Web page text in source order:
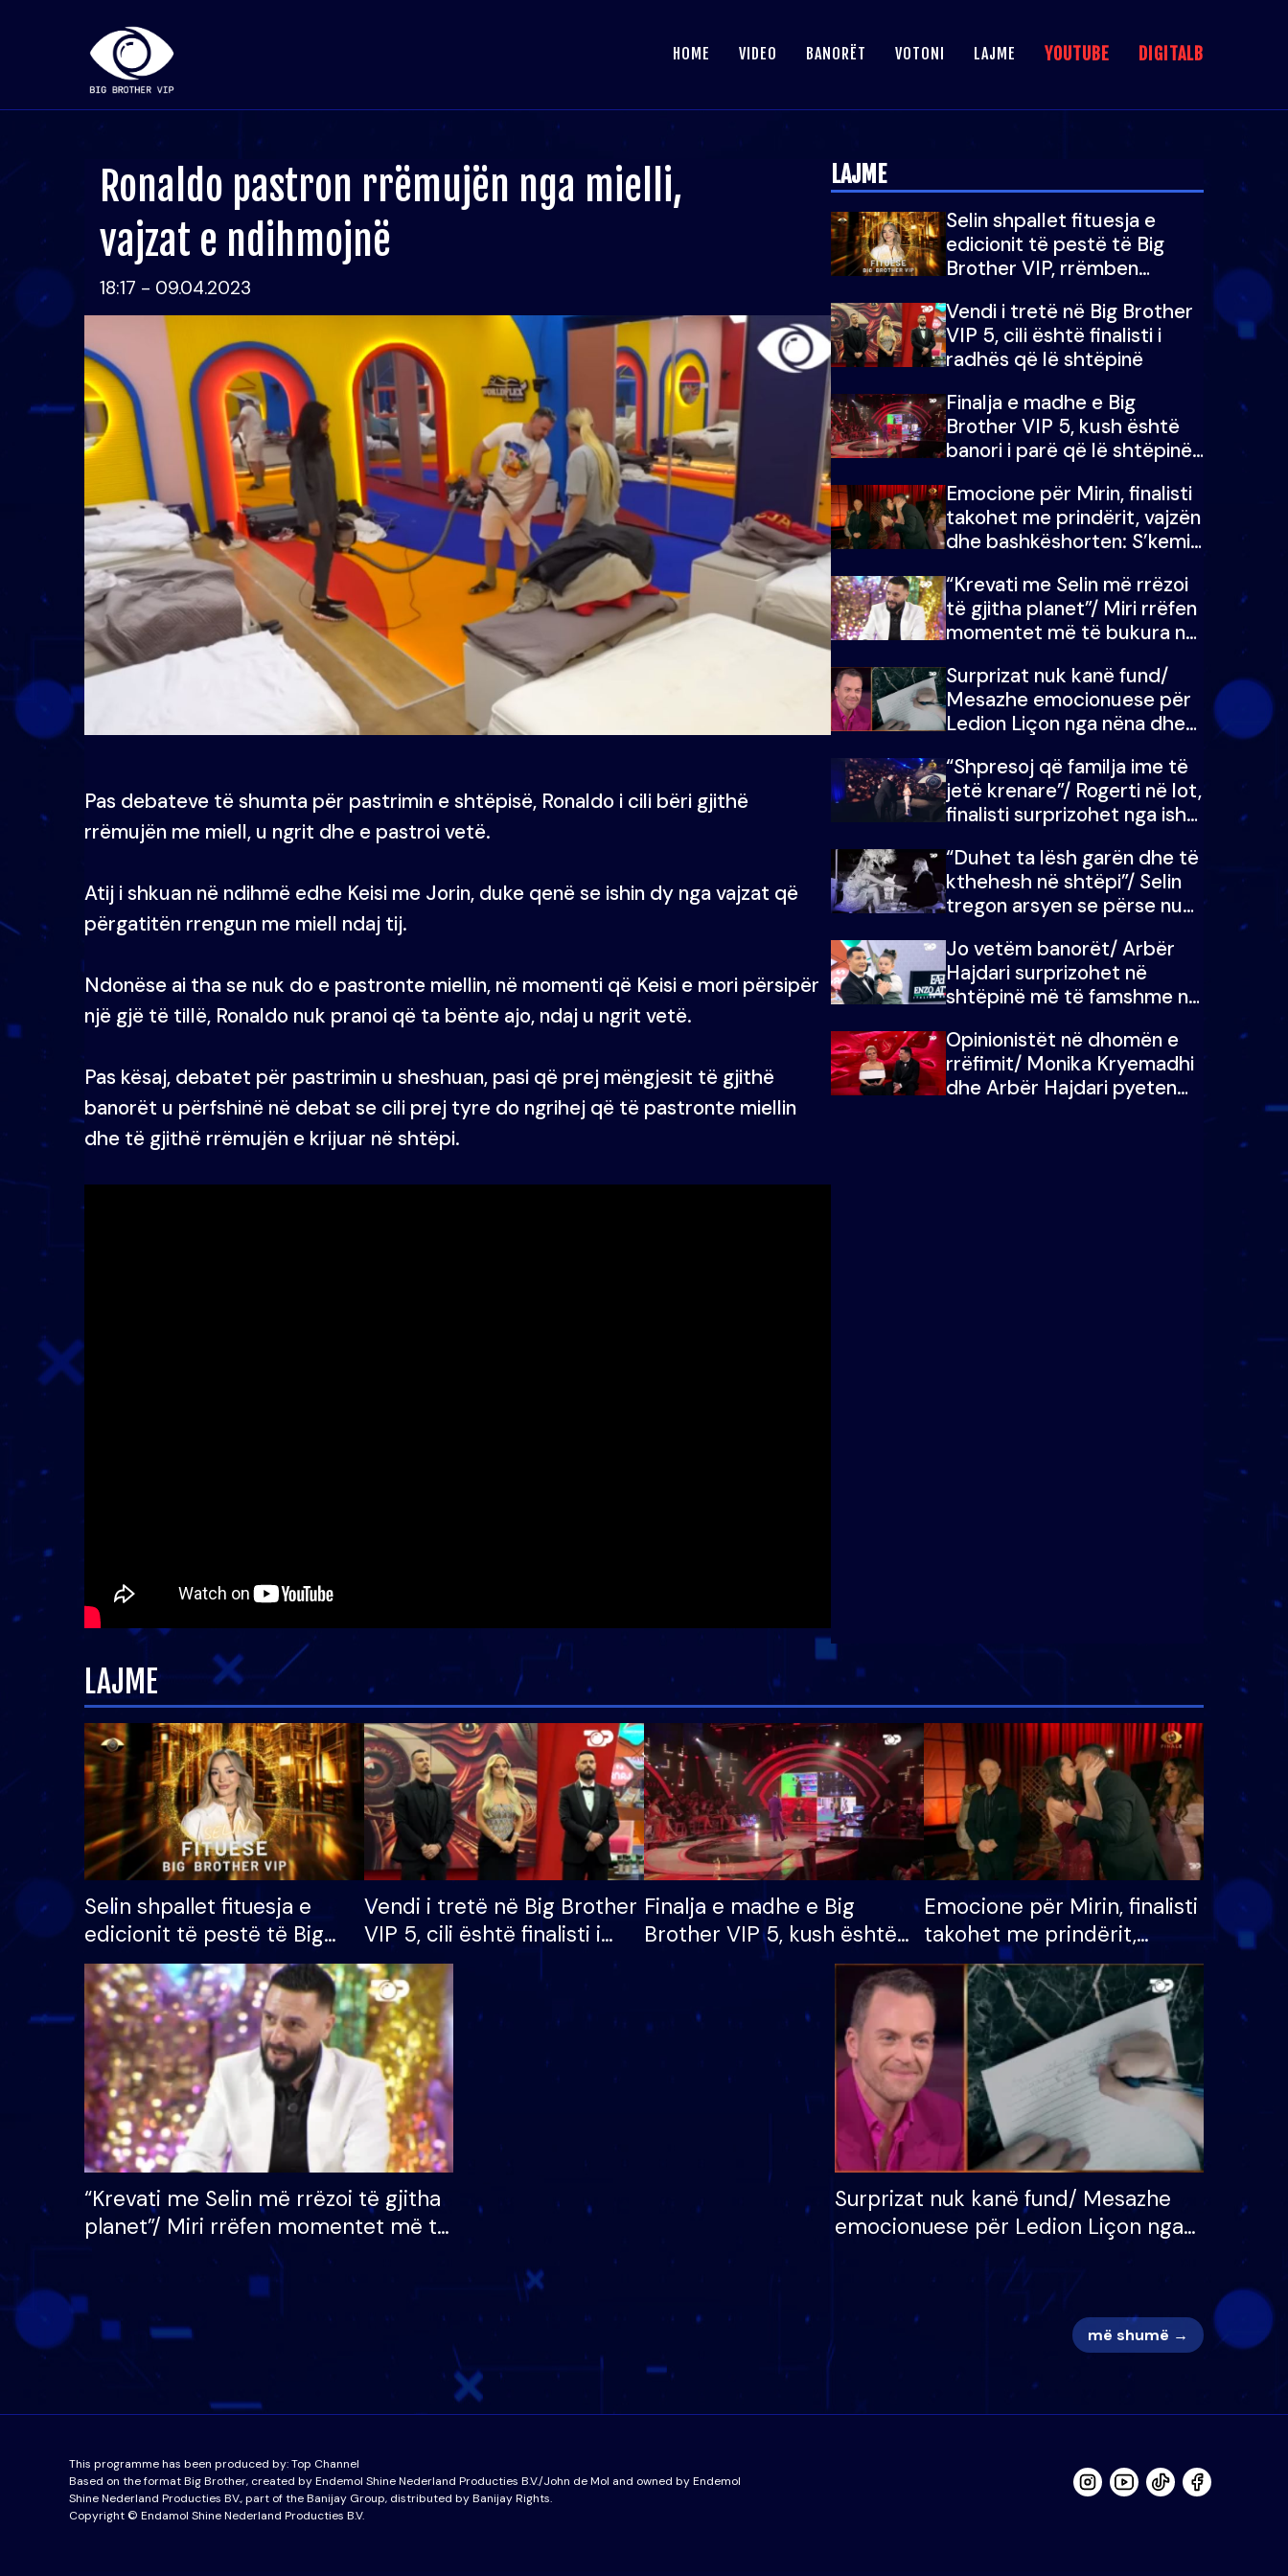
HOME VIDEO BANORËT VOTONI LAJME YOUTUBE DIGITALB
Ronaldo pastron rrëmujën nga mielli,
vajzat e ndihmojnë
18:17 - 09.04.2023
Pas debateve të shumta për pastrimin e shtëpisë, Ronaldo i cili bëri gjithë
rrëmujën me miell, u ngrit dhe e pastroi vetë.
Atij i shkuan në ndihmë edhe Keisi me Jorin, duke qenë se ishin dy nga vajzat që
përgatitën rrengun me miell ndaj tij.
Ndonëse ai tha se nuk do e pastronte miellin, në momenti që Keisi e mori përsipër
një gjë të tillë, Ronaldo nuk pranoi që ta bënte ajo, ndaj u ngrit vetë.
Pas kësaj, debatet për pastrimin u sheshuan, pasi që prej mëngjesit të gjithë
banorët u përfshinë në debat se cili prej tyre do ngrihej që të pastronte miellin
dhe të gjithë rrëmujën e krijuar në shtëpi.
LAJME
Selin shpallet fituesja e
edicionit të pestë të Big
Brother VIP, rrëmben
mijë eurosh
Vendi i tretë në Big Brother
VIP 5, cili është finalisti i
radhës që lë shtëpinë
Finalja e madhe e Big
Brother VIP 5, kush është
banori i parë që lë shtëpinë
fituar çmimin e madh
Emocione për Mirin, finalisti
takohet me prindërit, vajzën
dhe bashkëshorten: S’kemi
“Krevati me Selin më rrëzoi
të gjitha planet”/ Miri rrëfen
momentet më të bukura në
mungojë zilja e mëngjesit
kur…
Surprizat nuk kanë fund/
Mesazhe emocionuese për
Ledion Liçon nga nëna dhe
i mban dot lotët: Nuk
meritoj…
“Shpresoj që familja ime të
jetë krenare”/ Rogerti në lot,
finalisti surprizohet nga ish-
“Duhet ta lësh garën dhe të
kthehesh në shtëpi”/ Selin
tregon arsyen se përse nuk
Doja ta çoja luftën time deri
në fund
Jo vetëm banorët/ Arbër
Hajdari surprizohet në
shtëpinë më të famshme në
me vajzën e tij
Opinionistët në dhomën e
rrëfimit/ Monika Kryemadhi
dhe Arbër Hajdari pyeten
LAJME
Selin shpallet fituesja e
edicionit të pestë të Big
Brother VIP, rrëmben
çmimin e madh prej 100
mijë eurosh
Vendi i tretë në Big Brother
VIP 5, cili është finalisti i
radhës që lë shtëpinë
Finalja e madhe e Big
Brother VIP 5, kush është
banori i parë që lë shtëpinë
dhe humb mundësinë për
të fituar çmimin e madh
Emocione për Mirin, finalisti
takohet me prindërit,
vajzën dhe bashkëshorten:
S’kemi ndonjë letër divorci
apo jo?
“Krevati me Selin më rrëzoi të gjitha
planet”/ Miri rrëfen momentet më të
bukura në shtëpinë e BB VIP: Do më
mungojë zilja e mëngjesit kur…
Surprizat nuk kanë fund/ Mesazhe
emocionuese për Ledion Liçon nga
nëna dhe fëmijët e tij, moderatori
nuk i mban dot lotët: Nuk meritoj…
më shumë →
This programme has been produced by:Top Channel
Based on the format Big Brother, created by Endemol Shine Nederland Producties B.V./John de Mol and owned by Endemol
Shine Nederland Producties BV., part of the Banijay Group, distributed by Banijay Rights.
Copyright © Endamol Shine Nederland Producties B.V.